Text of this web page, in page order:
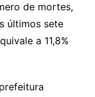
de mortes,
últimos sete
a 11,8%